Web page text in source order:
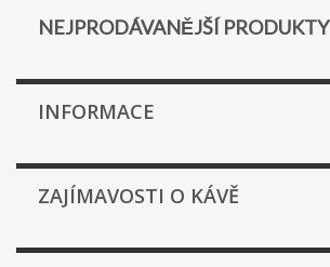
NEJPRODÁVANĚJŠÍ PRODUKTY
INFORMACE
ZAJÍMAVOSTI O KÁVĚ